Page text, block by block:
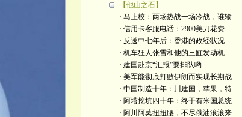
【他山之石】
· 马上校：两场热战一场冷战，谁输
· 信用卡客服电话：2900美刀花费
· 反送中七年后：香港的政经状况
· 机车狂人张雪和他的三缸发动机
· 建国赴京“汇报”要排队哟
· 美军能彻底打败伊朗而实现长期战
· 中国制造十年：川建国，苹果，特
· 阿塔挖坑四十年：终于有米国总统
· 阿川阿莫扭扭腰，不尽俄油滚滚来